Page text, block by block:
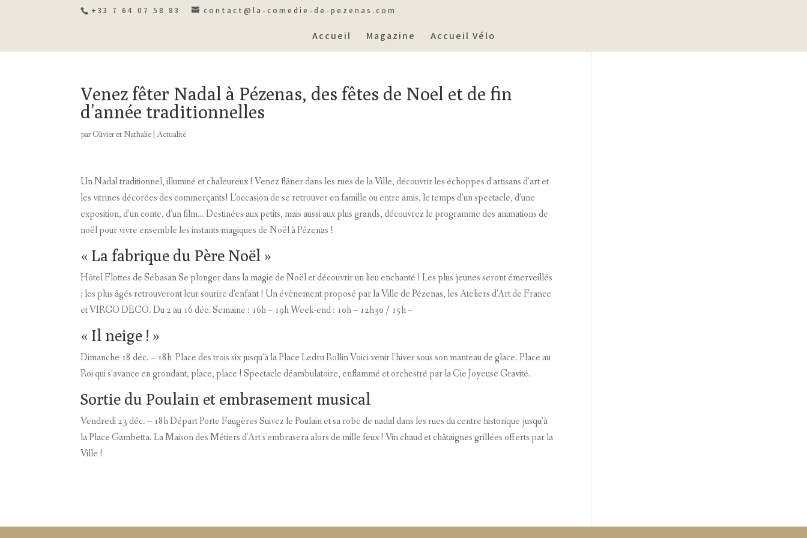
+33 7 64 07 58 83 contact@la-comedie-de-pezenas.com
Accueil Magazine Accueil Vélo
Venez fêter Nadal à Pézenas, des fêtes de Noel et de fin
d’année traditionnelles
par Olivier et Nathalie |Actualité
Un Nadal traditionnel, illuminé et chaleureux ! Venez flâner dans les rues de la Ville, découvrir les échoppes d’artisans d’art et
les vitrines décorées des commerçants! L’occasion de se retrouver en famille ou entre amis, le temps d’un spectacle, d’une
exposition, d’un conte, d’un film… Destinées aux petits, mais aussi aux plus grands, découvrez le programme des animations de
noël pour vivre ensemble les instants magiques de Noël à Pézenas !
« La fabrique du Père Noël »
Hôtel Flottes de Sébasan Se plonger dans la magie de Noël et découvrir un lieu enchanté ! Les plus jeunes seront émerveillés
; les plus âgés retrouveront leur sourire d’enfant ! Un évènement proposé par la Ville de Pézenas, les Ateliers d’Art de France
et VIRGO DECO. Du 2 au 16 déc. Semaine : 16h – 19h Week-end : 10h – 12h30 / 15h –
« Il neige ! »
Dimanche 18 déc. – 18h Place des trois six jusqu’à la Place Ledru Rollin Voici venir l’hiver sous son manteau de glace. Place au
Roi qui s’avance en grondant, place, place ! Spectacle déambulatoire, enflammé et orchestré par la Cie Joyeuse Gravité.
Sortie du Poulain et embrasement musical
Vendredi 23 déc. – 18h Départ Porte Faugères Suivez le Poulain et sa robe de nadal dans les rues du centre historique jusqu’à
la Place Gambetta. La Maison des Métiers d’Art s’embrasera alors de mille feux ! Vin chaud et châtaignes grillées offerts par la
Ville !